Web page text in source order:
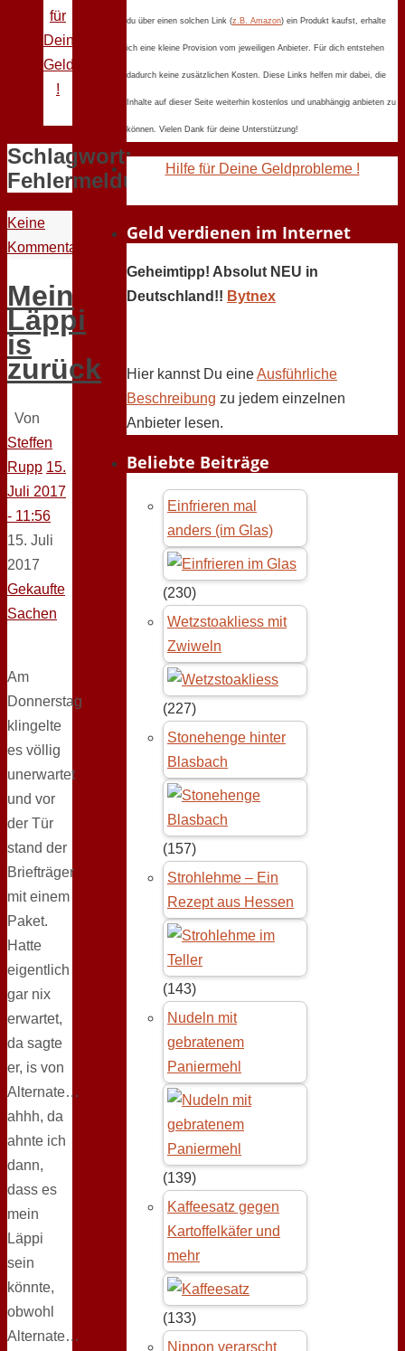
für
Deine
Geldprobleme
!
Schlagwort:
Fehlermeldungen
Keine
Kommentare
Mein
Läppi
is
zurück
Von
Steffen
Rupp 15.
Juli 2017
- 11:56
15. Juli
2017
Gekaufte
Sachen
Am
Donnerstag
klingelte
es völlig
unerwartet
und vor
der Tür
stand der
Briefträger
mit einem
Paket.
Hatte
eigentlich
gar nix
erwartet,
da sagte
er, is von
Alternate…
ahhh, da
ahnte ich
dann,
dass es
mein
Läppi
sein
könnte,
obwohl
Alternate…
du über einen solchen Link (z.B. Amazon) ein Produkt kaufst, erhalte
ich eine kleine Provision vom jeweiligen Anbieter. Für dich entstehen
dadurch keine zusätzlichen Kosten. Diese Links helfen mir dabei, die
Inhalte auf dieser Seite weiterhin kostenlos und unabhängig anbieten zu
können. Vielen Dank für deine Unterstützung!
Hilfe für Deine Geldprobleme !
Geld verdienen im Internet
Geheimtipp! Absolut NEU in
Deutschland!! Bytnex
Hier kannst Du eineAusführliche
Beschreibung zu jedem einzelnen
Anbieter lesen.
Beliebte Beiträge
Einfrieren mal
anders (im Glas)
(230)
Wetzstoakliess mit
Zwiweln
(227)
Stonehenge hinter
Blasbach
(157)
Strohlehme – Ein
Rezept aus Hessen
(143)
Nudeln mit
gebratenem
Paniermehl
(139)
Kaffeesatz gegen
Kartoffelkäfer und
mehr
(133)
Nippon verarscht